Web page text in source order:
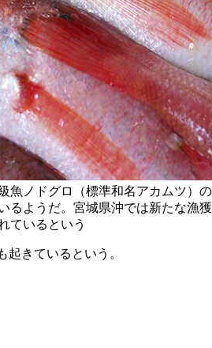
魚ノドグロ（標準和名アカムツ）の
るようだ。宮城県沖では新たな漁獲
ているという
きているという。